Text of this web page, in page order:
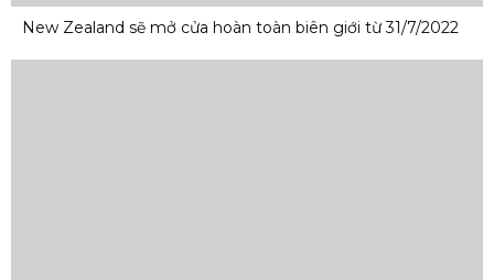
New Zealand sẽ mở cửa hoàn toàn biên giới từ 31/7/2022